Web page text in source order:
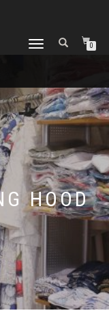
ΕΝΑΛΛΑΓΉ
0
HOOD